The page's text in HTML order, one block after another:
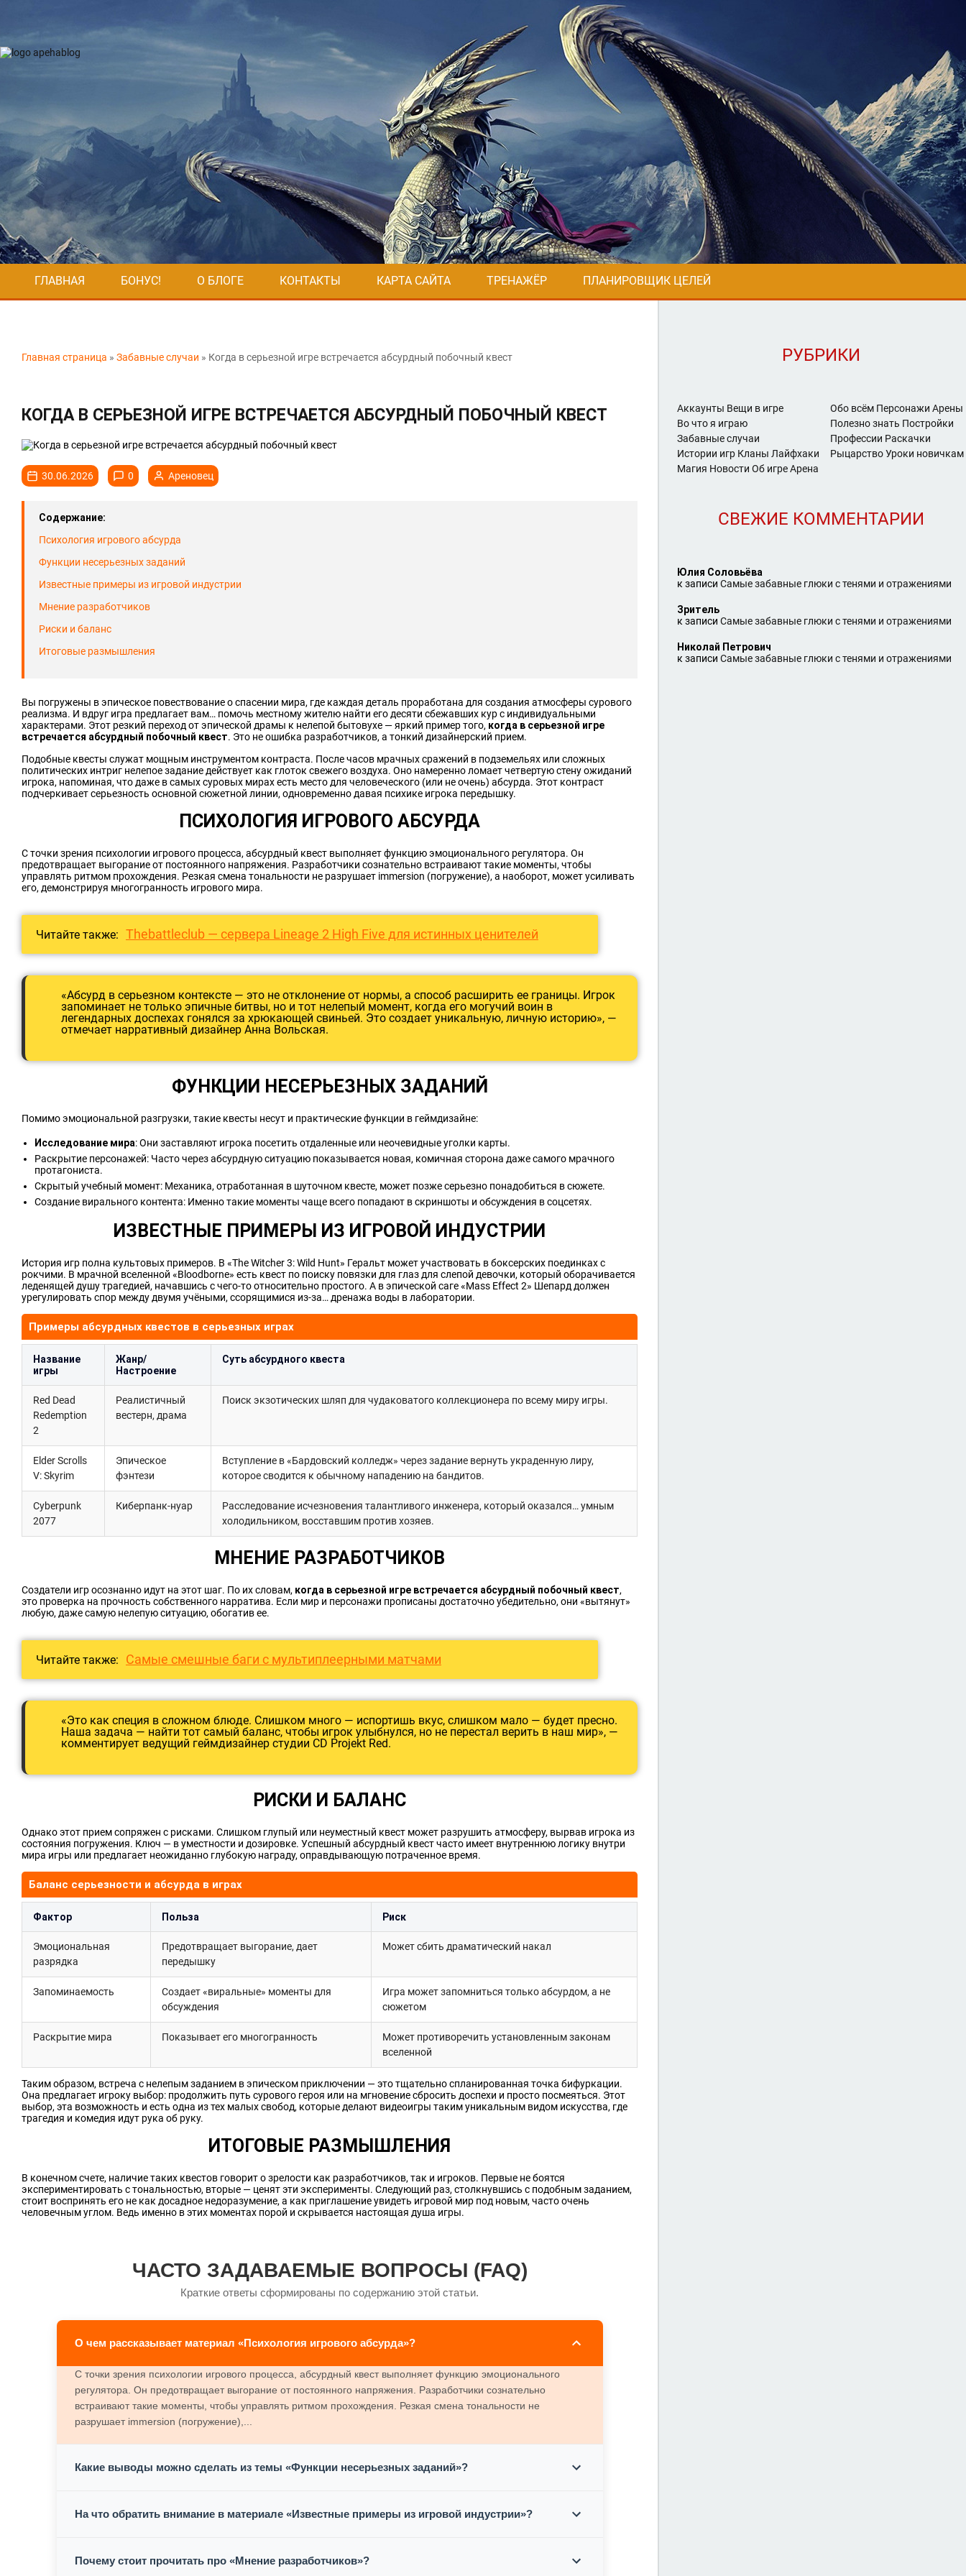
ГЛАВНАЯ БОНУС! О БЛОГЕ КОНТАКТЫ КАРТА САЙТА ТРЕНАЖЁР ПЛАНИРОВЩИК ЦЕЛЕЙ
Главная страница » Забавные случаи » Когда в серьезной игре встречается абсурдный побочный квест
КОГДА В СЕРЬЕЗНОЙ ИГРЕ ВСТРЕЧАЕТСЯ АБСУРДНЫЙ ПОБОЧНЫЙ КВЕСТ
30.06.2026 0 Ареновец
Содержание:
Психология игрового абсурда
Функции несерьезных заданий
Известные примеры из игровой индустрии
Мнение разработчиков
Риски и баланс
Итоговые размышления
Вы погружены в эпическое повествование о спасении мира, где каждая деталь проработана для создания атмосферы сурового
реализма. И вдруг игра предлагает вам… помочь местному жителю найти его десяти сбежавших кур с индивидуальными
характерами. Этот резкий переход от эпической драмы к нелепой бытовухе — яркий пример того, когда в серьезной игре
встречается абсурдный побочный квест. Это не ошибка разработчиков, а тонкий дизайнерский прием.
Подобные квесты служат мощным инструментом контраста. После часов мрачных сражений в подземельях или сложных
политических интриг нелепое задание действует как глоток свежего воздуха. Оно намеренно ломает четвертую стену ожиданий
игрока, напоминая, что даже в самых суровых мирах есть место для человеческого (или не очень) абсурда. Этот контраст
подчеркивает серьезность основной сюжетной линии, одновременно давая психике игрока передышку.
ПСИХОЛОГИЯ ИГРОВОГО АБСУРДА
С точки зрения психологии игрового процесса, абсурдный квест выполняет функцию эмоционального регулятора. Он
предотвращает выгорание от постоянного напряжения. Разработчики сознательно встраивают такие моменты, чтобы
управлять ритмом прохождения. Резкая смена тональности не разрушает immersion (погружение), а наоборот, может усиливать
его, демонстрируя многогранность игрового мира.
Читайте также: Thebattleclub — сервера Lineage 2 High Five для истинных ценителей
«Абсурд в серьезном контексте — это не отклонение от нормы, а способ расширить ее границы. Игрок
запоминает не только эпичные битвы, но и тот нелепый момент, когда его могучий воин в
легендарных доспехах гонялся за хрюкающей свиньей. Это создает уникальную, личную историю», —
отмечает нарративный дизайнер Анна Вольская.
ФУНКЦИИ НЕСЕРЬЕЗНЫХ ЗАДАНИЙ
Помимо эмоциональной разгрузки, такие квесты несут и практические функции в геймдизайне:
Исследование мира: Они заставляют игрока посетить отдаленные или неочевидные уголки карты.
Раскрытие персонажей: Часто через абсурдную ситуацию показывается новая, комичная сторона даже самого мрачного
протагониста.
Скрытый учебный момент: Механика, отработанная в шуточном квесте, может позже серьезно понадобиться в сюжете.
Создание вирального контента: Именно такие моменты чаще всего попадают в скриншоты и обсуждения в соцсетях.
ИЗВЕСТНЫЕ ПРИМЕРЫ ИЗ ИГРОВОЙ ИНДУСТРИИ
История игр полна культовых примеров. В «The Witcher 3: Wild Hunt» Геральт может участвовать в боксерских поединках с
рокчими. В мрачной вселенной «Bloodborne» есть квест по поиску повязки для глаз для слепой девочки, который оборачивается
леденящей душу трагедией, начавшись с чего-то относительно простого. А в эпической саге «Mass Effect 2» Шепард должен
урегулировать спор между двумя учёными, ссорящимися из-за… дренажа воды в лаборатории.
Примеры абсурдных квестов в серьезных играх
Название
игры
Жанр/
Настроение
Суть абсурдного квеста
Red Dead
Redemption
2
Реалистичный
вестерн, драма
Поиск экзотических шляп для чудаковатого коллекционера по всему миру игры.
Elder Scrolls
V: Skyrim
Эпическое
фэнтези
Вступление в «Бардовский колледж» через задание вернуть украденную лиру,
которое сводится к обычному нападению на бандитов.
Cyberpunk
2077
Киберпанк-нуар
Расследование исчезновения талантливого инженера, который оказался… умным
холодильником, восставшим против хозяев.
МНЕНИЕ РАЗРАБОТЧИКОВ
Создатели игр осознанно идут на этот шаг. По их словам, когда в серьезной игре встречается абсурдный побочный квест,
это проверка на прочность собственного нарратива. Если мир и персонажи прописаны достаточно убедительно, они «вытянут»
любую, даже самую нелепую ситуацию, обогатив ее.
Читайте также: Самые смешные баги с мультиплеерными матчами
«Это как специя в сложном блюде. Слишком много — испортишь вкус, слишком мало — будет пресно.
Наша задача — найти тот самый баланс, чтобы игрок улыбнулся, но не перестал верить в наш мир», —
комментирует ведущий геймдизайнер студии CD Projekt Red.
РИСКИ И БАЛАНС
Однако этот прием сопряжен с рисками. Слишком глупый или неуместный квест может разрушить атмосферу, вырвав игрока из
состояния погружения. Ключ — в уместности и дозировке. Успешный абсурдный квест часто имеет внутреннюю логику внутри
мира игры или предлагает неожиданно глубокую награду, оправдывающую потраченное время.
Баланс серьезности и абсурда в играх
Фактор Польза Риск
Эмоциональная
разрядка
Предотвращает выгорание, дает
передышку
Может сбить драматический накал
Запоминаемость
Создает «виральные» моменты для
обсуждения
Игра может запомниться только абсурдом, а не
сюжетом
Раскрытие мира Показывает его многогранность
Может противоречить установленным законам
вселенной
Таким образом, встреча с нелепым заданием в эпическом приключении — это тщательно спланированная точка бифуркации.
Она предлагает игроку выбор: продолжить путь сурового героя или на мгновение сбросить доспехи и просто посмеяться. Этот
выбор, эта возможность и есть одна из тех малых свобод, которые делают видеоигры таким уникальным видом искусства, где
трагедия и комедия идут рука об руку.
ИТОГОВЫЕ РАЗМЫШЛЕНИЯ
В конечном счете, наличие таких квестов говорит о зрелости как разработчиков, так и игроков. Первые не боятся
экспериментировать с тональностью, вторые — ценят эти эксперименты. Следующий раз, столкнувшись с подобным заданием,
стоит воспринять его не как досадное недоразумение, а как приглашение увидеть игровой мир под новым, часто очень
человечным углом. Ведь именно в этих моментах порой и скрывается настоящая душа игры.
ЧАСТО ЗАДАВАЕМЫЕ ВОПРОСЫ (FAQ)
Краткие ответы сформированы по содержанию этой статьи.
О чем рассказывает материал «Психология игрового абсурда»?
С точки зрения психологии игрового процесса, абсурдный квест выполняет функцию эмоционального
регулятора. Он предотвращает выгорание от постоянного напряжения. Разработчики сознательно
встраивают такие моменты, чтобы управлять ритмом прохождения. Резкая смена тональности не
разрушает immersion (погружение),...
Какие выводы можно сделать из темы «Функции несерьезных заданий»?
На что обратить внимание в материале «Известные примеры из игровой индустрии»?
Почему стоит прочитать про «Мнение разработчиков»?
РУБРИКИ
Аккаунты Вещи в игре
Во что я играю
Забавные случаи
Истории игр Кланы Лайфхаки
Магия Новости Об игре Арена
Обо всём Персонажи Арены
Полезно знать Постройки
Профессии Раскачки
Рыцарство Уроки новичкам
СВЕЖИЕ КОММЕНТАРИИ
Юлия Соловьёва
к записи Самые забавные глюки с тенями и отражениями
Зритель
к записи Самые забавные глюки с тенями и отражениями
Николай Петрович
к записи Самые забавные глюки с тенями и отражениями